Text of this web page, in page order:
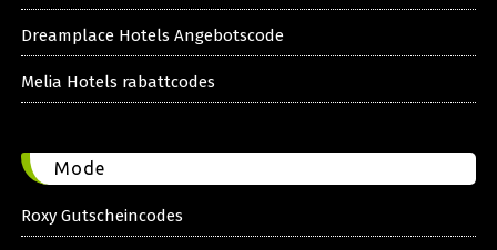
Dreamplace Hotels Angebotscode
Melia Hotels rabattcodes
Mode
Roxy Gutscheincodes